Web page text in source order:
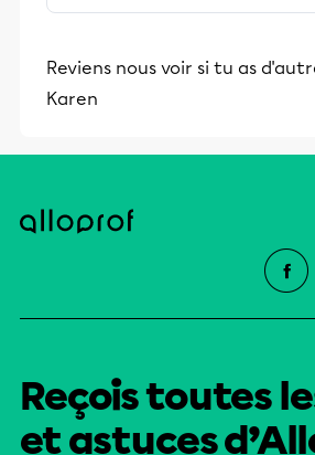
stimulants, Alloprof
éducative.
Reviens nous voir si tu as
Karen
Reçois toutes
et astuces